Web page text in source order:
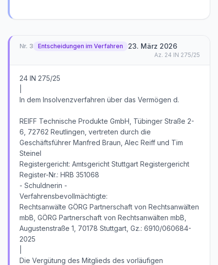
Nr. 3 Entscheidungen im Verfahren 23. März 2026
Az. 24 IN 275/25
24 IN 275/25
In dem Insolvenzverfahren über das Vermögen d.
REIFF Technische Produkte GmbH, Tübinger Straße 2-
6, 72762 Reutlingen, vertreten durch die
Geschäftsführer Manfred Braun, Alec Reiff und Tim
Steinel
Registergericht: Amtsgericht Stuttgart Registergericht
Register-Nr.: HRB 351068
- Schuldnerin -
Verfahrensbevollmächtigte:
Rechtsanwälte GÖRG Partnerschaft von Rechtsanwälten
mbB, GÖRG Partnerschaft von Rechtsanwälten mbB,
Augustenstraße 1, 70178 Stuttgart, Gz.: 6910/060684-
2025
Die Vergütung des Mitglieds des vorläufigen